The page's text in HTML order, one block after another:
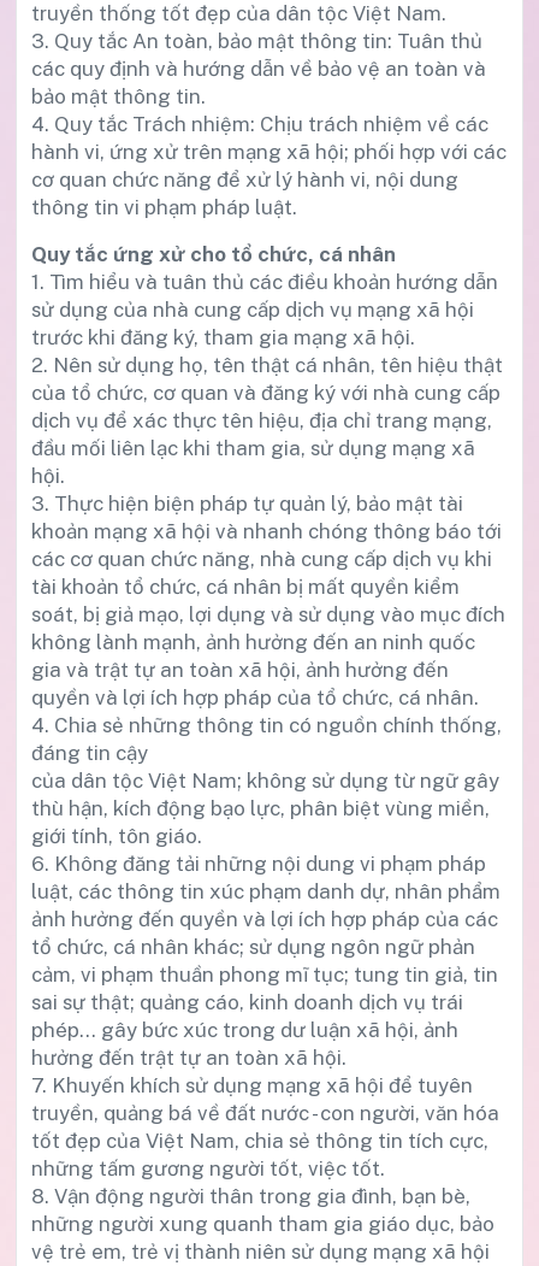
truyền thống tốt đẹp của dân tộc Việt Nam.
3. Quy tắc An toàn, bảo mật thông tin: Tuân thủ
các quy định và hướng dẫn về bảo vệ an toàn và
bảo mật thông tin.
4. Quy tắc Trách nhiệm: Chịu trách nhiệm về các
hành vi, ứng xử trên mạng xã hội; phối hợp với các
cơ quan chức năng để xử lý hành vi, nội dung
thông tin vi phạm pháp luật.
Quy tắc ứng xử cho tổ chức, cá nhân
1. Tìm hiểu và tuân thủ các điều khoản hướng dẫn
sử dụng của nhà cung cấp dịch vụ mạng xã hội
trước khi đăng ký, tham gia mạng xã hội.
2. Nên sử dụng họ, tên thật cá nhân, tên hiệu thật
của tổ chức, cơ quan và đăng ký với nhà cung cấp
dịch vụ để xác thực tên hiệu, địa chỉ trang mạng,
đầu mối liên lạc khi tham gia, sử dụng mạng xã
hội.
3. Thực hiện biện pháp tự quản lý, bảo mật tài
khoản mạng xã hội và nhanh chóng thông báo tới
các cơ quan chức năng, nhà cung cấp dịch vụ khi
tài khoản tổ chức, cá nhân bị mất quyền kiểm
soát, bị giả mạo, lợi dụng và sử dụng vào mục đích
không lành mạnh, ảnh hưởng đến an ninh quốc
gia và trật tự an toàn xã hội, ảnh hưởng đến
quyền và lợi ích hợp pháp của tổ chức, cá nhân.
4. Chia sẻ những thông tin có nguồn chính thống,
đáng tin cậy
của dân tộc Việt Nam; không sử dụng từ ngữ gây
thù hận, kích động bạo lực, phân biệt vùng miền,
giới tính, tôn giáo.
6. Không đăng tải những nội dung vi phạm pháp
luật, các thông tin xúc phạm danh dự, nhân phẩm
ảnh hưởng đến quyền và lợi ích hợp pháp của các
tổ chức, cá nhân khác; sử dụng ngôn ngữ phản
cảm, vi phạm thuần phong mĩ tục; tung tin giả, tin
sai sự thật; quảng cáo, kinh doanh dịch vụ trái
phép... gây bức xúc trong dư luận xã hội, ảnh
hưởng đến trật tự an toàn xã hội.
7. Khuyến khích sử dụng mạng xã hội để tuyên
truyền, quảng bá về đất nước - con người, văn hóa
tốt đẹp của Việt Nam, chia sẻ thông tin tích cực,
những tấm gương người tốt, việc tốt.
8. Vận động người thân trong gia đình, bạn bè,
những người xung quanh tham gia giáo dục, bảo
vệ trẻ em, trẻ vị thành niên sử dụng mạng xã hội